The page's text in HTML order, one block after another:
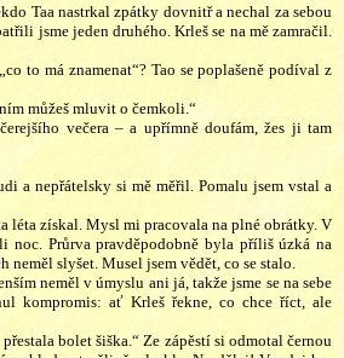
Taa nastrkal zpátky dovnitř a nechal za sebou
jsme jeden druhého. Krleš se na mě zamračil.
to má znamenat“? Tao se poplašeně podíval z
můžeš mluvit o čemkoli.“
večera – a upřímně doufám, žes ji tam
a nepřátelsky si mě měřil. Pomalu jsem vstal a
léta získal. Mysl mi pracovala na plné obrátky. V
noc. Průrva pravděpodobně byla příliš úzká na
slyšet. Musel jsem vědět, co se stalo.
neměl v úmyslu ani já, takže jsme se na sebe
kompromis: ať Krleš řekne, co chce říct, ale
bolet šiška.“ Ze zápěstí si odmotal černou